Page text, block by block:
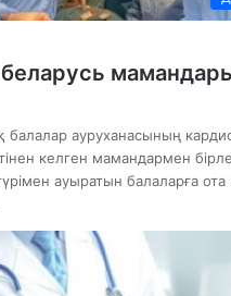
беларусь
балалар ауруханасының
келген мамандармен
ауыратын балаларға ота